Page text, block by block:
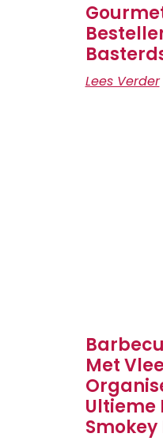
Lees Verder
Met
Ultieme